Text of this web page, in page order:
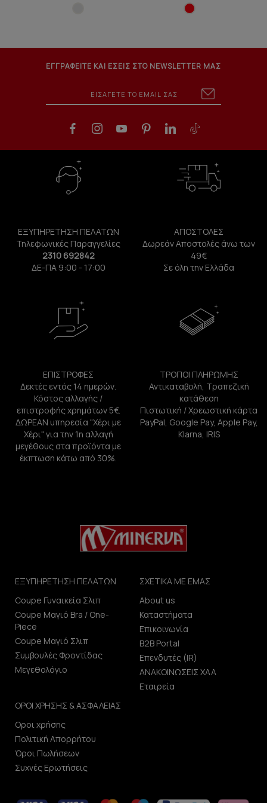
ΕΓΓΡΑΦΕΙΤΕ ΚΑΙ ΕΣΕΙΣ ΣΤΟ NEWSLETTER ΜΑΣ
ΕΞΥΠΗΡΕΤΗΣΗ ΠΕΛΑΤΩΝ
Τηλεφωνικές Παραγγελίες
2310 692842
ΔΕ-ΠΑ 9:00 - 17:00
ΑΠΟΣΤΟΛΕΣ
Δωρεάν Αποστολές άνω των
49€
Σε όλη την Ελλάδα
ΕΠΙΣΤΡΟΦΕΣ
Δεκτές εντός 14 ημερών.
Κόστος αλλαγής /
επιστροφής χρημάτων 5€.
ΔΩΡΕΑΝ υπηρεσία "Χέρι με
Χέρι" για την 1η αλλαγή
μεγέθους στα προϊόντα με
έκπτωση κάτω από 30%.
ΤΡΟΠΟΙ ΠΛΗΡΩΜΗΣ
Αντικαταβολή, Τραπεζική
κατάθεση
Πιστωτική / Χρεωστική κάρτα
PayPal, Google Pay, Apple Pay,
Klarna, IRIS
ΕΞΥΠΗΡΕΤΗΣΗ ΠΕΛΑΤΩΝ
Coupe Γυναικεία Σλιπ
Coupe Μαγιό Bra / One-
Piece
Coupe Μαγιό Σλιπ
Συμβουλές Φροντίδας
Μεγεθολόγιο
ΣΧΕΤΙΚΑ ΜΕ ΕΜΑΣ
About us
Καταστήματα
Επικοινωνία
B2B Portal
Επενδυτές (IR)
ΑΝΑΚΟΙΝΩΣΕΙΣ ΧΑΑ
Εταιρεία
ΟΡΟΙ ΧΡΗΣΗΣ & ΑΣΦΑΛΕΙΑΣ
Οροι χρήσης
Πολιτική Απορρήτου
Όροι Πωλήσεων
Συχνές Ερωτήσεις